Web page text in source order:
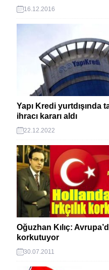
16.12.2016
Yapı Kredi yurtdışında
ihracı kararı aldı
22.12.2022
Oğuzhan Kılıç:
korkutuyor
30.07.2011